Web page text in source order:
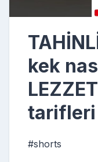
kek
tarifleri
#shorts